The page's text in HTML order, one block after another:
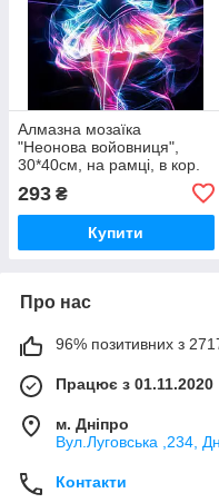
Алмазна мозаїка
"Неонова войовниця",
30*40см, на рамці, в кор.
Dreamtoys
293 ₴
Купити
Про нас
96% позитивних з 2717
Працює з 01.11.2020
м. Дніпро
Вул.Луговська ,234,
Контакти